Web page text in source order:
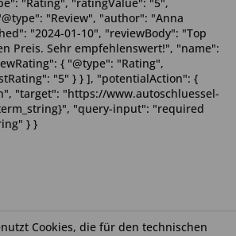
Cookies, die für den technischen
"Review", "author": "Anna
"2024-01-10", "reviewBody": "Top
Preis. Sehr empfehlenswert!", "name":
{ "@type": "Rating",
"5" } } ], "potentialAction": {
"target": "https://www.autoschluessel-
"query-input": "required
} }